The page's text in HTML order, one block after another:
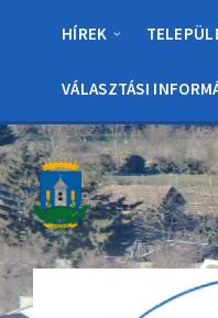
HÍREK
VÁLASZTÁSI